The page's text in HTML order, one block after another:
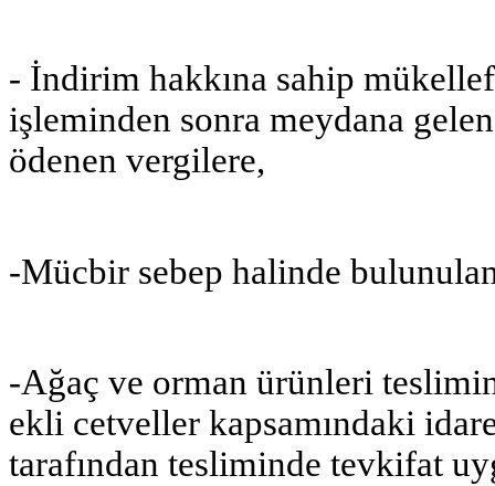
- İndirim hakkına sahip
işleminden sonra meydana
ödenen vergilere,
-Mücbir sebep halinde
-Ağaç ve orman ürünleri
ekli cetveller kapsamındaki
tarafından tesliminde tevkifat